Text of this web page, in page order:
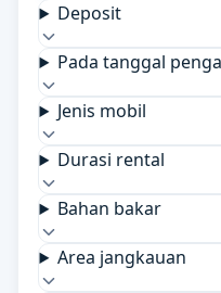
Deposit
Pada tanggal
Jenis mobil
Durasi rental
Bahan bakar
Area jangkauan